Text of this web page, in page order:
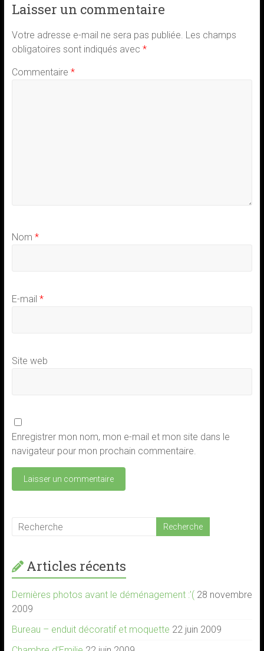
Laisser un commentaire
Votre adresse e-mail ne sera pas publiée. Les champs
obligatoires sont indiqués avec *
Commentaire *
Nom *
E-mail *
Site web
Enregistrer mon nom, mon e-mail et mon site dans le
navigateur pour mon prochain commentaire.
Articles récents
Dernières photos avant le déménagement :'( 28 novembre
2009
Bureau – enduit décoratif et moquette 22 juin 2009